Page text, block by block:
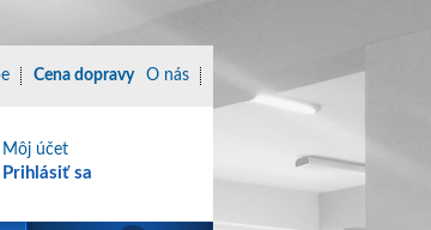
Môj účet
Prihlásiť sa
Cena dopravy O nás